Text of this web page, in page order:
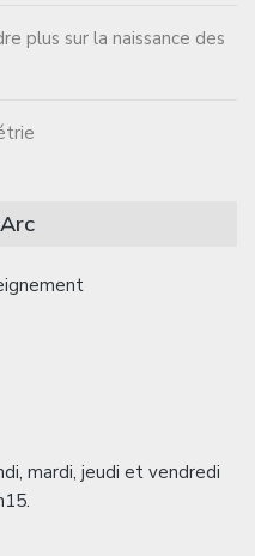
plus sur la naissance des
mardi, jeudi et vendredi